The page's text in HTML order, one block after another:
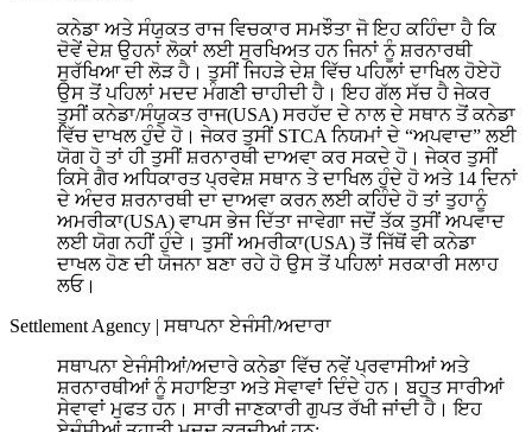
ਕਨੇਡਾ ਅਤੇ ਸੰਯੁਕਤ ਰਾਜ ਵਿਚਕਾਰ ਸਮਝੌਤਾ ਜੋ ਇਹ ਕਹਿੰਦਾ ਹੈ ਕਿ
ਦੋਵੇਂ ਦੇਸ਼ ਉਹਨਾਂ ਲੋਕਾਂ ਲਈ ਸੁਰਖਿਅਤ ਹਨ ਜਿਨਾਂ ਨੂੰ ਸ਼ਰਨਾਰਥੀ
ਸੁਰੱਖਿਆ ਦੀ ਲੋੜ ਹੈ। ਤੁਸੀਂ ਜਿਹੜੇ ਦੇਸ਼ ਵਿੱਚ ਪਹਿਲਾਂ ਦਾਖਿਲ ਹੋਏਹੋ
ਉਸ ਤੋਂ ਪਹਿਲਾਂ ਮਦਦ ਮੰਗਣੀ ਚਾਹੀਦੀ ਹੈ। ਇਹ ਗੱਲ ਸੱਚ ਹੈ ਜੇਕਰ
ਤੁਸੀਂ ਕਨੇਡਾ/ਸੰਯੁਕਤ ਰਾਜ(USA) ਸਰਹੱਦ ਦੇ ਨਾਲ ਦੇ ਸਥਾਨ ਤੋਂ ਕਨੇਡਾ
ਵਿੱਚ ਦਾਖਲ ਹੁੰਦੇ ਹੋ। ਜੇਕਰ ਤੁਸੀਂ STCA ਨਿਯਮਾਂ ਦੇ “ਅਪਵਾਦ” ਲਈ
ਯੋਗ ਹੋ ਤਾਂ ਹੀ ਤੁਸੀਂ ਸ਼ਰਨਾਰਥੀ ਦਾਅਵਾ ਕਰ ਸਕਦੇ ਹੋ। ਜੇਕਰ ਤੁਸੀਂ
ਕਿਸੇ ਗੈਰ ਅਧਿਕਾਰਤ ਪ੍ਰਵੇਸ਼ ਸਥਾਨ ਤੇ ਦਾਖਿਲ ਹੁੰਦੇ ਹੋ ਅਤੇ 14 ਦਿਨਾਂ
ਦੇ ਅੰਦਰ ਸ਼ਰਨਾਰਥੀ ਦਾ ਦਾਅਵਾ ਕਰਨ ਲਈ ਕਹਿੰਦੇ ਹੋ ਤਾਂ ਤੁਹਾਨੂੰ
ਅਮਰੀਕਾ(USA) ਵਾਪਸ ਭੇਜ ਦਿੱਤਾ ਜਾਵੇਗਾ ਜਦੋਂ ਤੱਕ ਤੁਸੀਂ ਅਪਵਾਦ
ਲਈ ਯੋਗ ਨਹੀਂ ਹੁੰਦੇ। ਤੁਸੀਂ ਅਮਰੀਕਾ(USA) ਤੋਂ ਜਿੱਥੋਂ ਵੀ ਕਨੇਡਾ
ਦਾਖਲ ਹੋਣ ਦੀ ਯੋਜਨਾ ਬਣਾ ਰਹੇ ਹੋ ਉਸ ਤੋਂ ਪਹਿਲਾਂ ਸਰਕਾਰੀ ਸਲਾਹ
ਲਓ।
Settlement Agency | ਸਥਾਪਨਾ ਏਜੰਸੀ/ਅਦਾਰਾ
ਸਥਾਪਨਾ ਏਜੰਸੀਆਂ/ਅਦਾਰੇ ਕਨੇਡਾ ਵਿੱਚ ਨਵੇਂ ਪ੍ਰਵਾਸੀਆਂ ਅਤੇ
ਸ਼ਰਨਾਰਥੀਆਂ ਨੂੰ ਸਹਾਇਤਾ ਅਤੇ ਸੇਵਾਵਾਂ ਦਿੰਦੇ ਹਨ। ਬਹੁਤ ਸਾਰੀਆਂ
ਸੇਵਾਵਾਂ ਮੁਫਤ ਹਨ। ਸਾਰੀ ਜਾਣਕਾਰੀ ਗੁਪਤ ਰੱਖੀ ਜਾਂਦੀ ਹੈ। ਇਹ